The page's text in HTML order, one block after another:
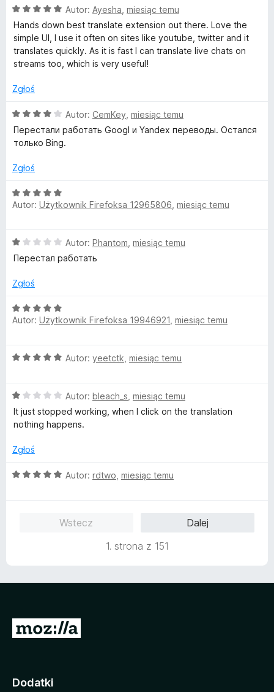
O
c
e
n
a
5
5
Autor: Ayesha miesiąc temu
Hands down best translate extension out there. Love the
simple UI, I use it often on sites like youtube, twitter and it
translates quickly. As it is fast I can translate live chats on
streams too, which is very useful!
Zgłoś
O
c
e
a
4
/
Autor: CemKey miesiąc temu
Перестали работать Googl и Yandex переводы. Остался
только Bing.
Zgłoś
O
c
a
:
/
Autor: Użytkownik Firefoksa 12965806 miesiąc temu
O
c
n
:
1
Autor: Phantom miesiąc temu
Перестал работать
Zgłoś
O
c
a
/
5
Autor: Użytkownik Firefoksa 19946921 miesiąc temu
O
n
a
:
/
Autor: yeetctk miesiąc temu
O
c
e
a
1
Autor: bleach_s miesiąc temu
It just stopped working, when I click on the translation
nothing happens.
Zgłoś
O
Autor: rdtwo miesiąc temu
Wstecz
Dalej
1. strona z 151
S
o
Dodatki